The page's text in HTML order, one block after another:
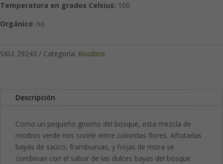
Temperatura en grados Celsius: 100
Orgánico: no
SKU: 29243 Categoría: Rooibos
Descripción
Como un pequeño gnomo del bosque, esta mezcla de
rooibos verde nos sonríe entre coloridas flores. Afrutadas
bayas de saúco, frambuesas, y hojas de mora se
combinan con el sabor de las dulces bayas del bosque